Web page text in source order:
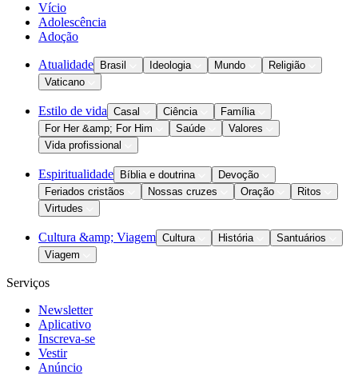
Vício
Adolescência
Adoção
Atualidade Brasil Ideologia Mundo
Religião
Vaticano
Estilo de vida Casal Ciência
Família
For Her &amp; For Him
Saúde
Valores
Vida profissional
Espiritualidade Bíblia e doutrina
Devoção
Feriados cristãos
Nossas cruzes Oração
Ritos
Virtudes
Cultura &amp; Viagem Cultura História
Santuários
Viagem
Serviços
Newsletter
Aplicativo
Inscreva-se
Vestir
Anúncio